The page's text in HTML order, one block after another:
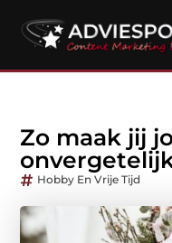
Zo maak jij
Hobby En Vrije Tijd